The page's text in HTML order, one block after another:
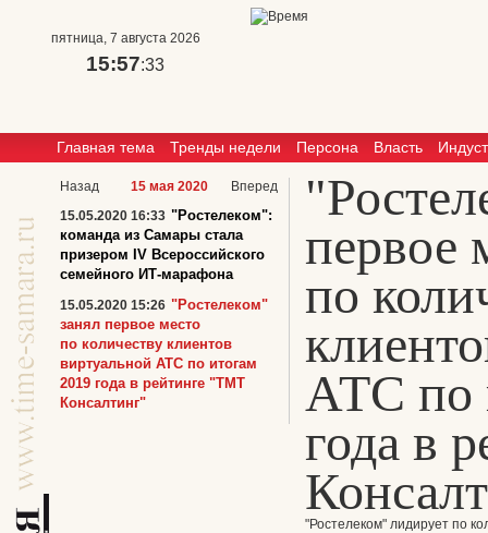
пятница, 7 августа 2026
15:57:33
Главная тема Тренды недели Персона Власть
первое
по
АТС по
года в
"Ростелеком" лидирует по
Назад 15 мая 2020
Вперед
15.05.2020 16:33 "Ростелеком":
команда из Самары стала
призером IV Всероссийского
семейного ИТ-марафона
15.05.2020 15:26 "Ростелеком"
занял первое место
по количеству клиентов
виртуальной АТС по итогам
2019 года в рейтинге "ТМТ
Консалтинг"